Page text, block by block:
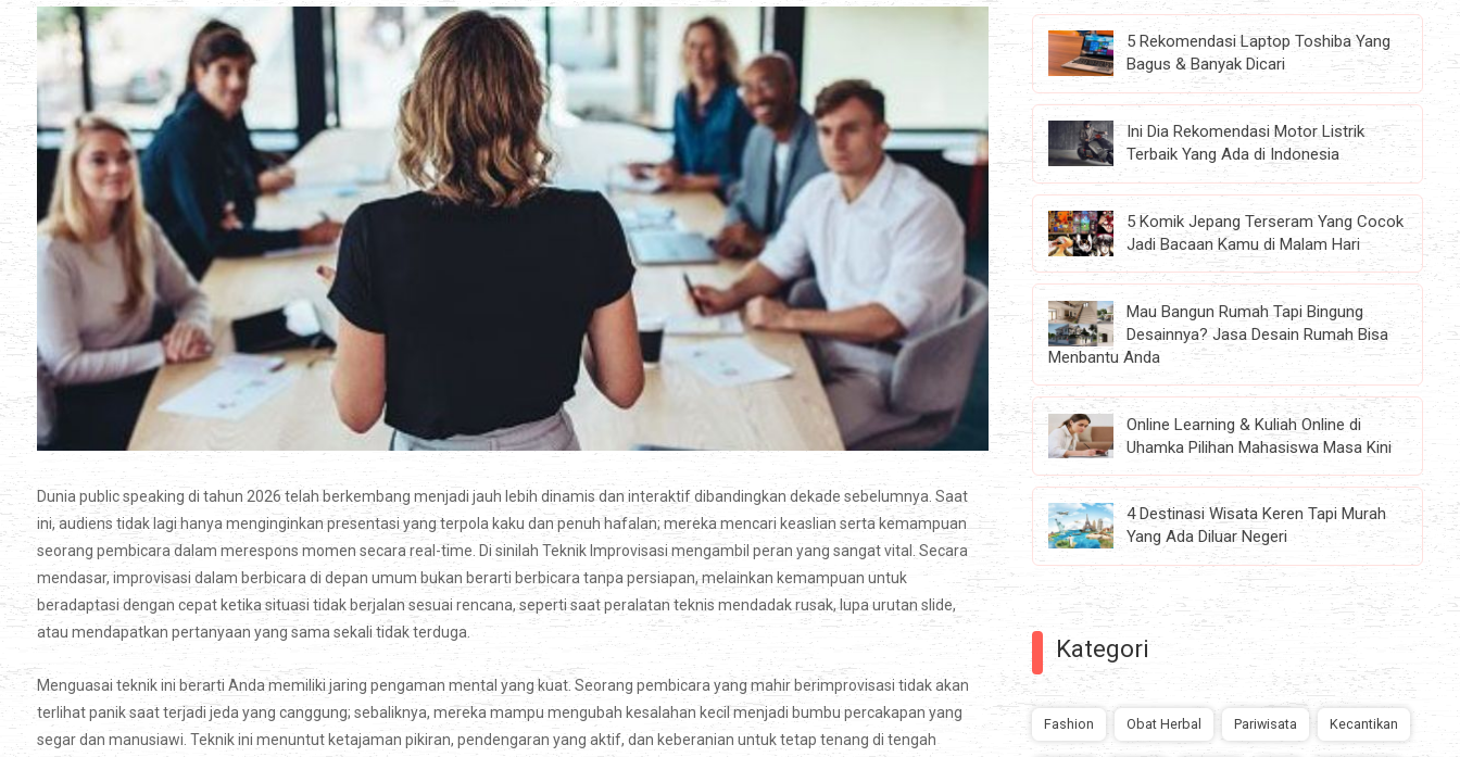
Dunia public speaking di tahun 2026 telah berkembang menjadi jauh lebih dinamis dan interaktif dibandingkan dekade sebelumnya. Saat
ini, audiens tidak lagi hanya menginginkan presentasi yang terpola kaku dan penuh hafalan; mereka mencari keaslian serta kemampuan
seorang pembicara dalam merespons momen secara real-time. Di sinilah Teknik Improvisasi mengambil peran yang sangat vital. Secara
mendasar, improvisasi dalam berbicara di depan umum bukan berarti berbicara tanpa persiapan, melainkan kemampuan untuk
beradaptasi dengan cepat ketika situasi tidak berjalan sesuai rencana, seperti saat peralatan teknis mendadak rusak, lupa urutan slide,
atau mendapatkan pertanyaan yang sama sekali tidak terduga.
Menguasai teknik ini berarti Anda memiliki jaring pengaman mental yang kuat. Seorang pembicara yang mahir berimprovisasi tidak akan
terlihat panik saat terjadi jeda yang canggung; sebaliknya, mereka mampu mengubah kesalahan kecil menjadi bumbu percakapan yang
segar dan manusiawi. Teknik ini menuntut ketajaman pikiran, pendengaran yang aktif, dan keberanian untuk tetap tenang di tengah
5 Rekomendasi Laptop Toshiba Yang
Bagus & Banyak Dicari
Ini Dia Rekomendasi Motor Listrik
Terbaik Yang Ada di Indonesia
5 Komik Jepang Terseram Yang Cocok
Jadi Bacaan Kamu di Malam Hari
Mau Bangun Rumah Tapi Bingung
Desainnya? Jasa Desain Rumah Bisa
Menbantu Anda
Online Learning & Kuliah Online di
Uhamka Pilihan Mahasiswa Masa Kini
4 Destinasi Wisata Keren Tapi Murah
Yang Ada Diluar Negeri
Kategori
Fashion Obat Herbal Pariwisata Kecantikan